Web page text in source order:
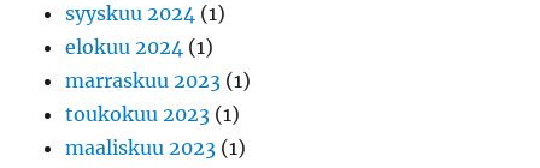
syyskuu 2024 (1)
elokuu 2024 (1)
marraskuu 2023 (1)
toukokuu 2023 (1)
maaliskuu 2023 (1)